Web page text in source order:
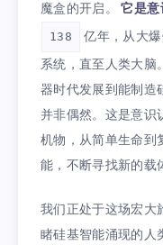
魔盒的开启。它是意
138
亿年，从大
系统，直至人类大脑
器时代发展到能制造
并非偶然。这是意
机物，从简单生命到
能，不断寻找新的载
我们正处于这场宏大
睹硅基智能涌现的人